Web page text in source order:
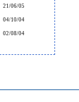
21/06/05
04/10/04
02/08/04